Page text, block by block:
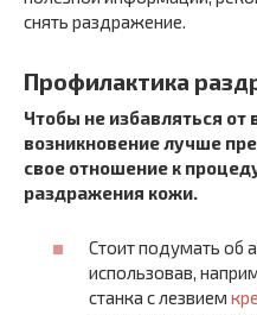
снять раздражение.
Профилактика
Чтобы не избавляться
возникновение лучше
свое отношение к
раздражения кожи.
Стоит подумать об
использовав,
станка с лезвием